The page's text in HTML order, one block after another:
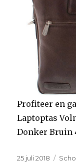
Profiteer en
Laptoptas
Donker Bruin
Geplaatst
25 juli 2018